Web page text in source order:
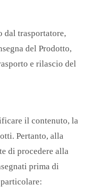
dal trasportatore,
del Prodotto,
e rilascio del
il contenuto, la
Pertanto, alla
di procedere alla
prima di